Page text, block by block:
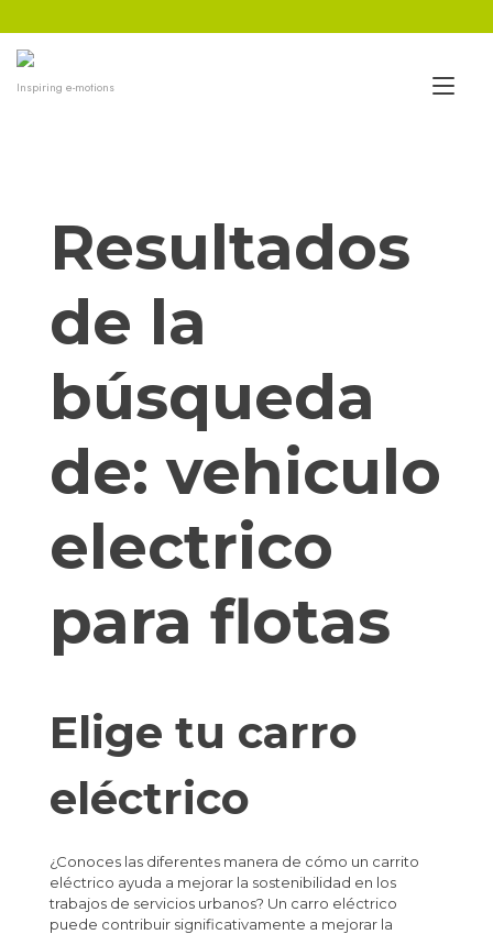
al
contenido
Inspiring e-motions
Resultados
de la
búsqueda
de:vehiculo
electrico
para flotas
Elige tu carro
eléctrico
¿Conoces las diferentes manera de cómo un carrito
eléctrico ayuda a mejorar la sostenibilidad en los
trabajos de servicios urbanos? Un carro eléctrico
puede contribuir significativamente a mejorar la